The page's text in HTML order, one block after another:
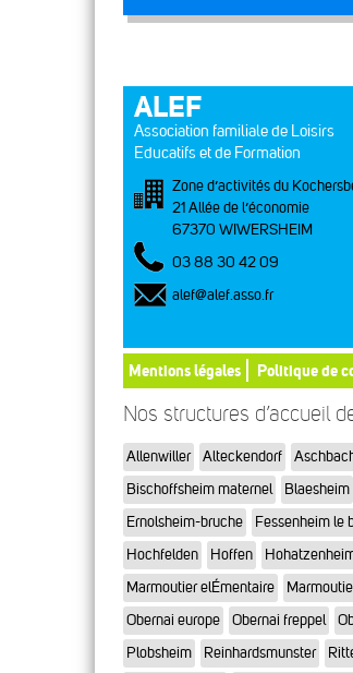
ALEF
Association familiale de Loisirs
Educatifs et de Formation
Zone d’activités du
21 Allée de l’économie
67370 WIWERSHEIM
03 88 30 42 09
alef@alef.asso.fr
Mentions légales Politique de
Nos structures d’accueil
Allenwiller Alteckendorf
Bischoffsheim maternel
Blaesheim
Ernolsheim-bruche
Fessenheim le
Hochfelden
Hoffen
Marmoutier elÉmentaire
Obernai europe
Obernai freppel
Plobsheim
Reinhardsmunster